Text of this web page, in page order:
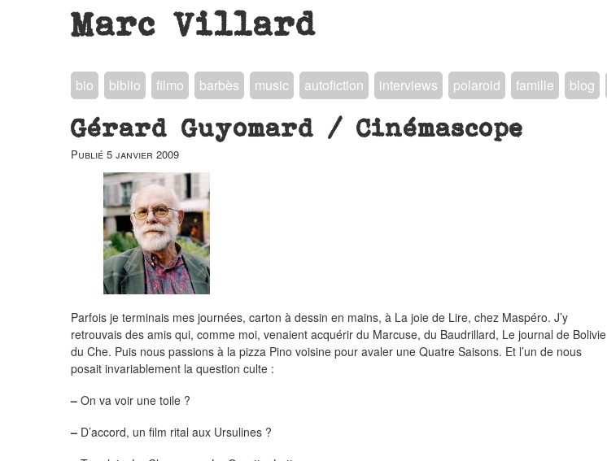
Marc Villard
bio biblio filmo barbès music autofiction interviews polaroid famille blog
Gérard Guyomard / Cinémascope
Publié 5 janvier 2009
Parfois je terminais mes journées, carton à dessin en mains, à La joie de Lire, chez Maspéro. J’y
retrouvais des amis qui, comme moi, venaient acquérir du Marcuse, du Baudrillard, Le journal de Bolivie
du Che. Puis nous passions à la pizza Pino voisine pour avaler une Quatre Saisons. Et l’un de nous
posait invariablement la question culte :
– On va voir une toile ?
– D’accord, un film rital aux Ursulines ?